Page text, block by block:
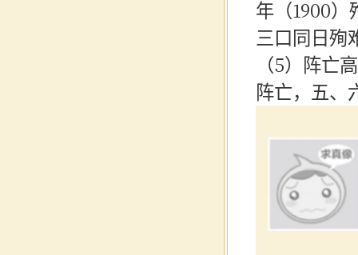
年（1900）
三口同日殉
（5）阵亡
阵亡，五、